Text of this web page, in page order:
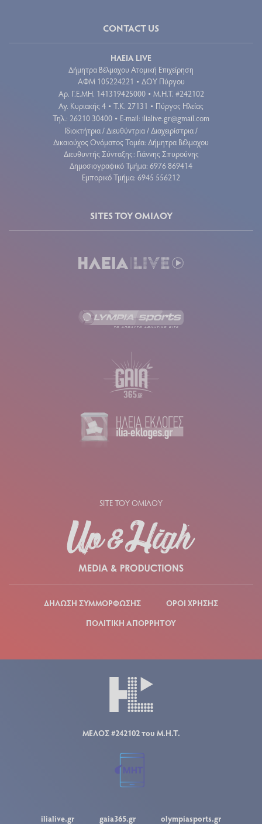
CONTACT US
ΗΛΕΙΑ LIVE
Δήμητρα Βέλμαχου Ατομική Επιχείρηση
ΑΦΜ 105224221 • ΔΟΥ Πύργου
Aρ. Γ.Ε.ΜΗ. 141319425000 • Μ.Η.Τ. #242102
Αγ. Κυριακής 4 • Τ.Κ. 27131 • Πύργος Ηλείας
Τηλ.: 26210 30400 • E-mail: ilialive.gr@gmail.com
Ιδιοκτήτρια / Διευθύντρια / Διαχειρίστρια /
Δικαιούχος Ονόματος Τομέα: Δήμητρα Βέλμαχου
Διευθυντής Σύνταξης: Γιάννης Σπυρούνης
Δημοσιογραφικό Τμήμα: 6976 869414
Εμπορικό Τμήμα: 6945 556212
SITES ΤΟΥ ΟΜΙΛΟΥ
SITE ΤΟΥ ΟΜΙΛΟΥ
ΔΗΛΩΣΗ ΣΥΜΜΟΡΦΩΣΗΣ
ΟΡΟΙ ΧΡΗΣΗΣ
ΠΟΛΙΤΙΚΗ ΑΠΟΡΡΗΤΟΥ
ΜΕΛΟΣ #242102 του Μ.Η.Τ.
ilialive.gr gaia365.gr olympiasports.gr